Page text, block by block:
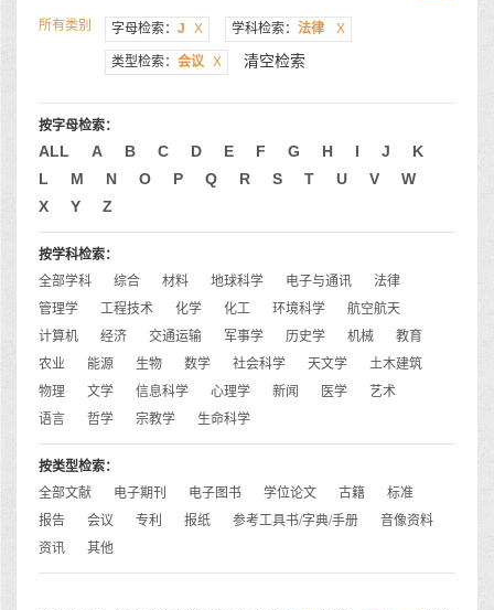
所有类别 字母检索： J X 学科检索： 法律 X
类型检索： 会议 X 清空检索
按字母检索：
ALL A B C D E F G H I J
K
L
M N O P Q R S T U V
W
X
Y Z
按学科检索：
全部学科
综合 材料 地球科学 电子与通讯
法律
管理学
工程技术 化学 化工 环境科学
航空航天
计算机
经济 交通运输 军事学 历史学 机械
教育
农业
能源 生物 数学 社会科学 天文学
土木建筑
物理
文学 信息科学 心理学 新闻 医学
艺术
语言
哲学 宗教学 生命科学
按类型检索：
全部文献
电子期刊 电子图书 学位论文 古籍
标准
报告
会议 专利 报纸 参考工具书/字典/手册
音像资料
资讯
其他